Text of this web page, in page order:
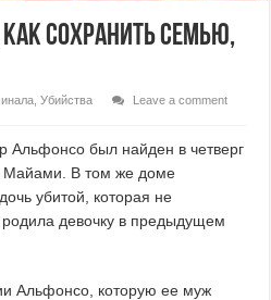
сохранить семью,
,Убийства
Leave a comment
Альфонсо был найден в четверг
Майами. В том же доме
убитой, которая не
девочку в предыдущем
Альфонсо, которую ее муж